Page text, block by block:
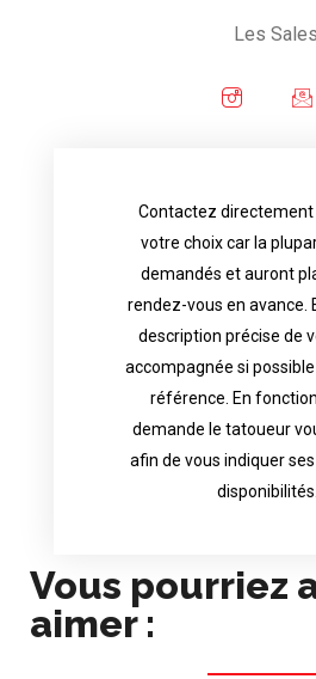
Les
Contactez directement
votre choix car la
demandés et auront
rendez-vous en avance.
description précise de
accompagnée si possible
référence. En
demande le tatoueur
afin de vous indiquer
disponibilités.
Contact directly the
choice because most
appointments in
accurate description of
possible attached with
images. Depending your
tattoo artist will answer
Vous pourriez
aimer :